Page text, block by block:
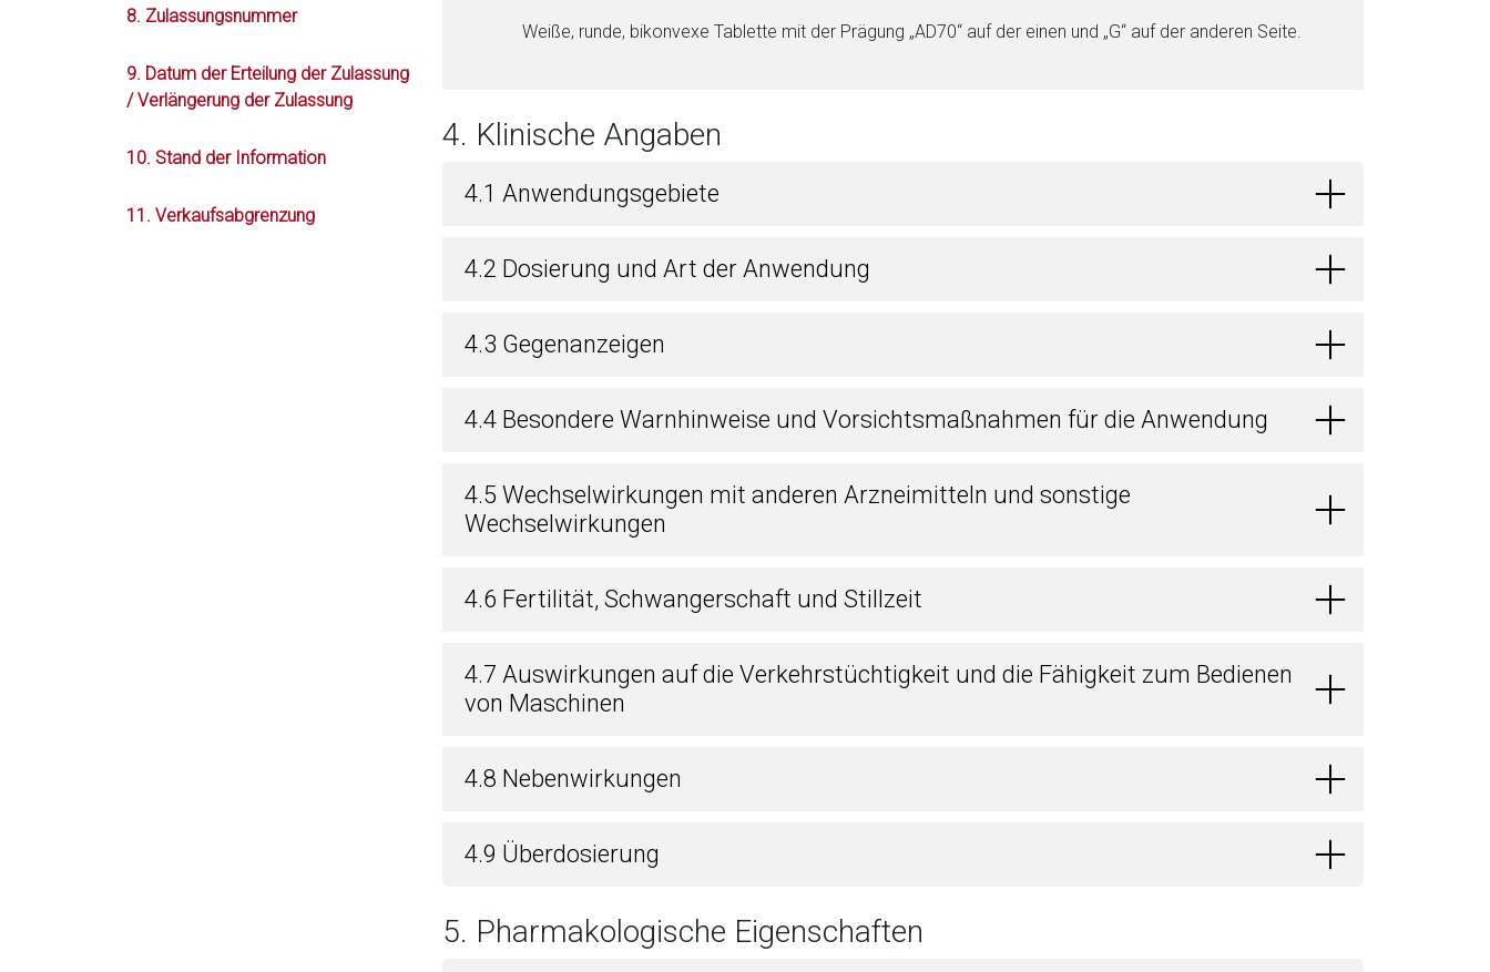
8. Zulassungsnummer
9. Datum der Erteilung der Zulassung
/ Verlängerung der Zulassung
10. Stand der Information
11. Verkaufsabgrenzung
Weiße, runde, bikonvexe Ta­blet­te mit der Prägung „AD70“ auf der einen und „G“ auf der anderen Seite.
4. Klinische Angaben
4.1 Anwendungsgebiete
4.2 Dosierung und Art der Anwendung
4.3 Gegenanzeigen
4.4 Besondere Warnhinweise und Vorsichtsmaßnahmen für die Anwendung
4.5 Wechselwirkungen mit anderen Arzneimitteln und sonstige
Wechselwirkungen
4.6 Fertilität, Schwangerschaft und Stillzeit
4.7 Auswirkungen auf die Verkehrstüchtigkeit und die Fähigkeit zum Bedienen
von Maschinen
4.8 Nebenwirkungen
4.9 Überdosierung
5. Pharmakologische Eigenschaften